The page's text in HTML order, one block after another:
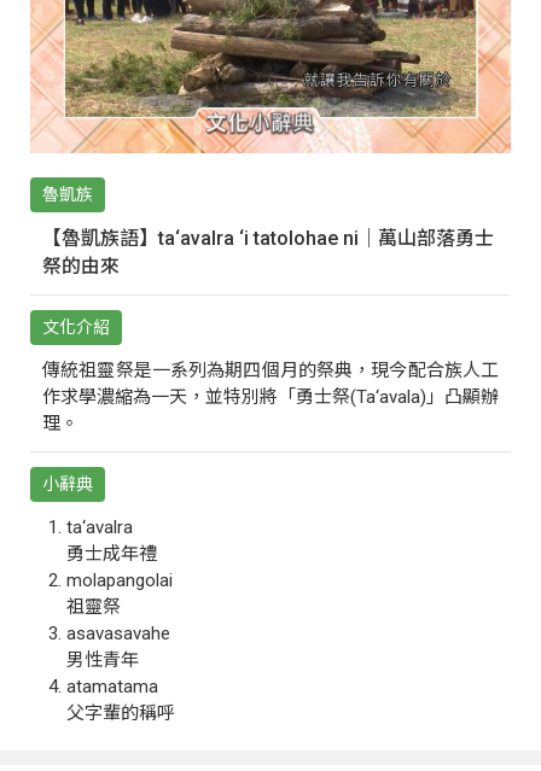
魯凱族
【魯凱族語】ta‘avalra ‘i tatolohae ni｜萬山部落勇士
祭的由來
文化介紹
傳統祖靈祭是一系列為期四個月的祭典，現今配合族人工
作求學濃縮為一天，並特別將「勇士祭(Ta‘avala)」凸顯辦
理。
小辭典
ta‘avalra
勇士成年禮
molapangolai
祖靈祭
asavasavahe
男性青年
atamatama
父字輩的稱呼